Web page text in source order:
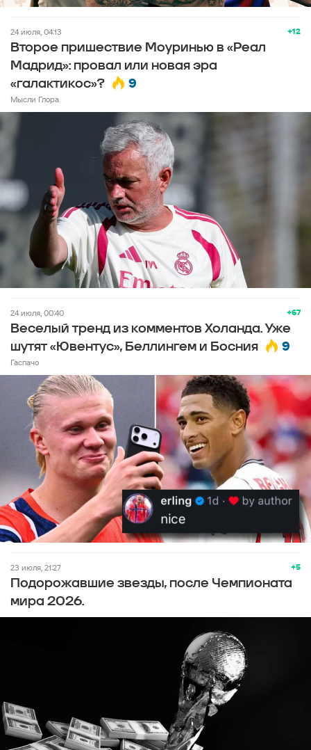
+12
24 июля, 04:13
Второе пришествие Моуринью в «Реал
Мадрид»: провал или новая эра
«галактикос»?
9
Мысли Глора
+67
24 июля, 00:40
Веселый тренд из комментов Холанда. Уже
шутят «Ювентус», Беллингем и Босния
9
Гаспачо
+5
23 июля, 21:27
Подорожавшие звезды, после Чемпионата
мира 2026.